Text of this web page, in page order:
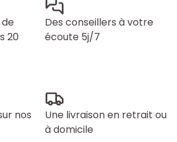
de
20
Des conseillers à votre
écoute 5j/7
nos
Une livraison en retrait ou
à domicile